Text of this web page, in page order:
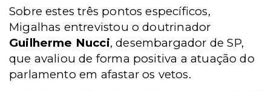
Sobre estes três pontos específicos,
Migalhas entrevistou o doutrinador
Guilherme Nucci, desembargador de SP,
que avaliou de forma positiva a atuação do
parlamento em afastar os vetos.